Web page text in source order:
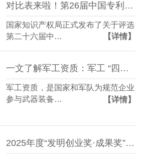
对比表来啦！第26届中国专利奖申报通知新变化
国家知识产权局正式发布了关于评选
第二十六届中…
【详情】
一文了解军工资质：军工 “四证” 申报条件及流程
军工资质，是国家和军队为规范企业
参与武器装备…
【详情】
2025年度“发明创业奖·成果奖”申报指南